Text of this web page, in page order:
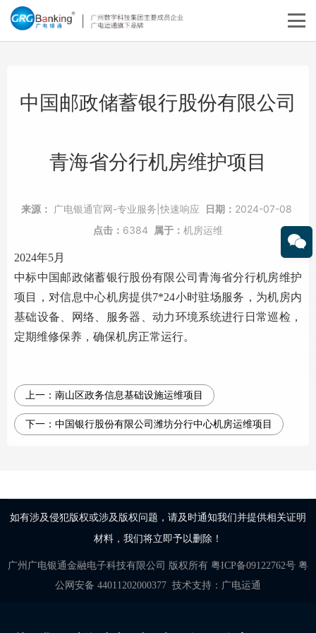
​中国邮政储蓄银行股份有限公司
青海省分行机房维护项目
来源： 广电银通官网-专业服务|快速响应 日期： 2024-07-08
点击： 6384 属于： 机房运维
2024年5月
中标中国邮政储蓄银行股份有限公司青海省分行机房维护
项目， 对信息中心机房提供7*24小时驻场服务，为机房内
基础设备、网络、服务器、动力环境系统进行日常巡检，
定期维修保养，确保机房正常运行。
上一： 南山区政务信息基础设施运维项目
下一： 中国银行股份有限公司潍坊分行中心机房运维项目
如有涉及侵犯版权或涉及版权问题，请及时通知我们并提供相关证明
材料，我们将立即予以删除！
广州广电银通金融电子科技有限公司 版权所有 粤ICP备09122762号 粤
公网安备 44011202000377 技术支持： 广电运通